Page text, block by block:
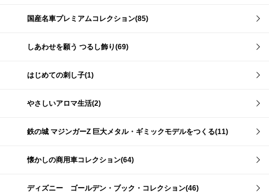
国産名車プレミアムコレクション(85)
しあわせを願う つるし飾り(69)
はじめての刺し子(1)
やさしいアロマ生活(2)
鉄の城 マジンガーZ 巨大メタル・ギミックモデルをつくる(11)
懐かしの商用車コレクション(64)
ディズニー ゴールデン・ブック・コレクション(46)